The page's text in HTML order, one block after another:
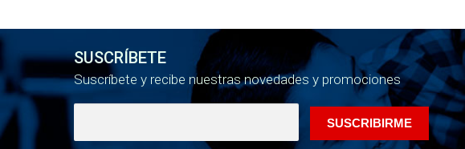
SUSCRÍBETE
Suscríbete y recibe nuestras novedades y promociones